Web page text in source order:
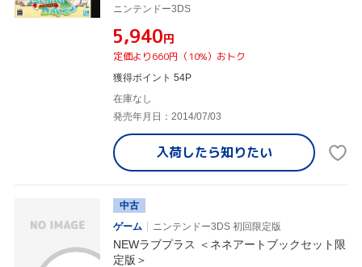
ニンテンドー3DS
¥5,940円
定価より660円（10%）おトク
獲得ポイント 54P
在庫なし
発売年月日：2014/07/03
入荷したら知りたい
中古
ゲーム
ニンテンドー3DS 初回限定版
NEWラブプラス ＜ネネアートブックセット限
定版＞